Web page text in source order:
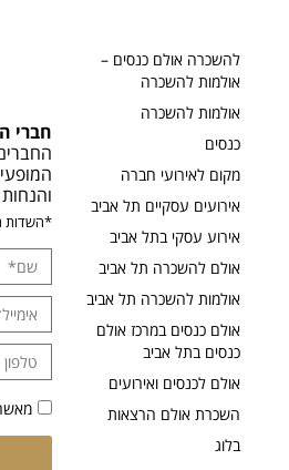
להשכרה אולם כנסים –
אולמות להשכרה
אולמות להשכרה
כנסים
מקום לאירועי חברה
אירועים עסקיים תל אביב
אירוע עסקי בתל אביב
אולם להשכרה תל אביב
אולמות להשכרה תל אביב
אולם כנסים במרכז אולם
כנסים בתל אביב
אולם לכנסים ואירועים
השכרת אולם הרצאות
בלוג
חברי
*השדות